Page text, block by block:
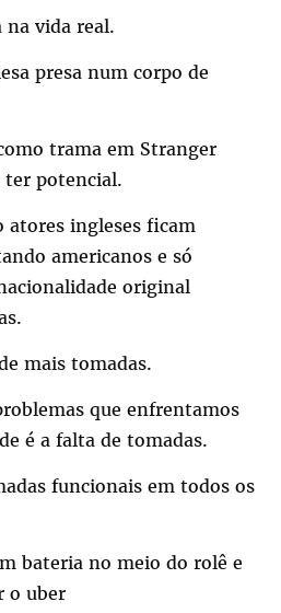
na vida real.
presa num corpo de
trama em Stranger
ter potencial.
atores ingleses ficam
americanos e só
original
mais tomadas.
que enfrentamos
é a falta de tomadas.
funcionais em todos os
bateria no meio do rolê e
o uber